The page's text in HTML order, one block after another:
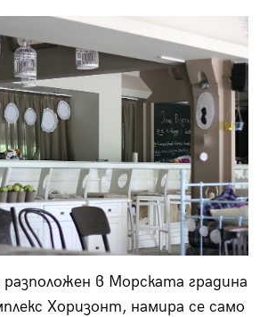
разположен в Морската градина
Хоризонт, намира се само